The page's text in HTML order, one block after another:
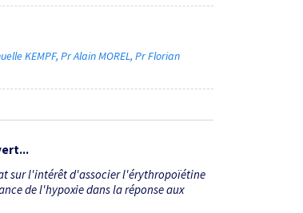
KEMPF Pr Alain MOREL Pr Florian
sur l'intérêt d'associer l'érythropoïétine
de l'hypoxie dans la réponse aux